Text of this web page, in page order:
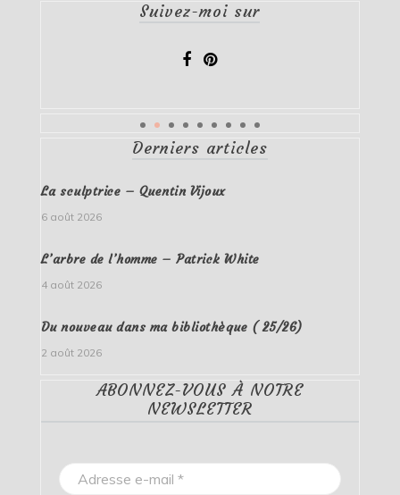
Suivez-moi sur
Derniers articles
La sculptrice – Quentin Vijoux
6 août 2026
L’arbre de l’homme – Patrick White
4 août 2026
Du nouveau dans ma bibliothèque ( 25/26)
2 août 2026
ABONNEZ-VOUS À NOTRE
NEWSLETTER